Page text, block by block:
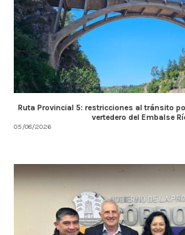
Ruta Provincial 5: restricciones al tránsito
vertedero del Embalse
05/08/2026